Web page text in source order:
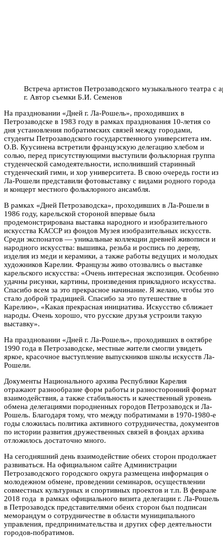
Встреча артистов Петрозаводского музыкального театра
г. Автор съемки Б.И. Семенов
На праздновании «Дней г. Ла-Рошель», проходивших в
Петрозаводске в 1983 году в рамках празднования 10-летия со
дня установления побратимских связей между городами,
студенты Петрозаводского государственного университета им.
О.В. Куусинена встретили французскую делегацию хлебом и
солью, перед присутствующими выступили фольклорная группа
студенческой самодеятельности, исполнивший старинный
студенческий гимн, и хор университета. В свою очередь гости из
Ла-Рошели представили фотовыставку с видами родного города
и концерт местного фольклорного ансамбля.
В рамках «Дней Петрозаводска», проходивших в Ла-Рошели в
1986 году, карельской стороной впервые была
продемонстрирована выставка народного и изобразительного
искусства КАССР из фондов Музея изобразительных искусств.
Среди экспонатов — уникальные коллекции древней живописи и
народного искусства: вышивка, резьба и роспись по дереву,
изделия из меди и керамики, а также работы ведущих и молодых
художников Карелии. Французы живо отозвались о выставке
карельского искусства: «Очень интересная экспозиция. Особенно
удачны рисунки, картины, произведения прикладного искусства.
Спасибо всем за это прекрасное начинание. Я желаю, чтобы это
стало доброй традицией. Спасибо за это путешествие в
Карелию», «Какая прекрасная инициатива. Искусство сближает
народы. Очень хорошо, что русские друзья устроили такую
выставку».
На праздновании «Дней г. Ла-Рошель», проходивших в октябре
1990 года в Петрозаводске, местные жители смогли увидеть
яркое, красочное выступление выпускников школы искусств Ла-
Рошели.
Документы Национального архива Республики Карелия
отражают разнообразие форм работы и разносторонний формат
взаимодействия, а также стабильность и качественный уровень
обмена делегациями породненных городов Петрозаводск и Ла-
Рошель. Благодаря тому, что между побратимами в 1970-1980-е
годы сложилась политика активного сотрудничества, документов
по истории развития дружественных связей в фондах архива
отложилось достаточно много.
На сегодняшний день взаимодействие обеих сторон продолжает
развиваться. На официальном сайте Администрации
Петрозаводского городского округа размещена информация о
молодежном обмене, проведении семинаров, осуществлении
совместных культурных и спортивных проектов и т.п. В феврале
2018 года в рамках официального визита делегации г. Ла-Рошель
в Петрозаводск представителями обеих сторон был подписан
меморандум о сотрудничестве в области муниципального
управления, предпринимательства и других сфер деятельности
городов-побратимов.